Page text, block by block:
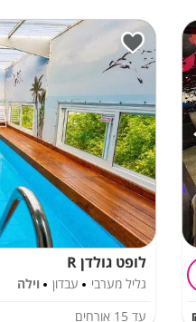
לופט גולדן R
גליל מערבי עבדון
וילה
עד 15 אורחים